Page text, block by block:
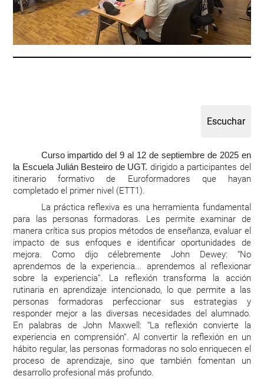
Curso impartido del 9 al 12 de septiembre de 2025 en
la Escuela Julián Besteiro de UGT. dirigido a participantes del
itinerario formativo de Euroformadores que hayan
completado el primer nivel (ETT1).
La práctica reflexiva es una herramienta fundamental
para las personas formadoras. Les permite examinar de
manera crítica sus propios métodos de enseñanza, evaluar el
impacto de sus enfoques e identificar oportunidades de
mejora. Como dijo célebremente John Dewey: “No
aprendemos de la experiencia... aprendemos al reflexionar
sobre la experiencia”. La reflexión transforma la acción
rutinaria en aprendizaje intencionado, lo que permite a las
personas formadoras perfeccionar sus estrategias y
responder mejor a las diversas necesidades del alumnado.
En palabras de John Maxwell: “La reflexión convierte la
experiencia en comprensión”. Al convertir la reflexión en un
hábito regular, las personas formadoras no solo enriquecen el
proceso de aprendizaje, sino que también fomentan un
desarrollo profesional más profundo.